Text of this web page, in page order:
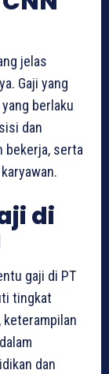
jelas
Gaji yang
berlaku
dan
bekerja, serta
di
gaji di PT
tingkat
keterampilan
dan